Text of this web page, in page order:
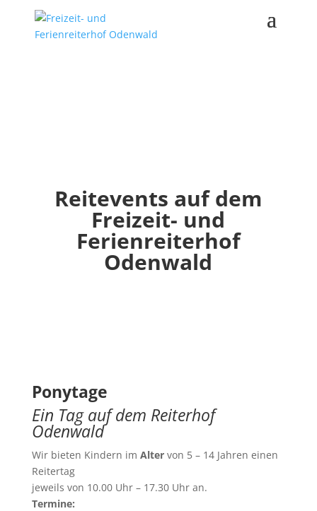
Reitevents auf dem
Freizeit- und
Ferienreiterhof
Odenwald
Ponytage
Ein Tag auf dem Reiterhof
Odenwald
Wir bieten Kindern im Altervon 5 – 14 Jahren einen
Reitertag
jeweils von 10.00 Uhr – 17.30 Uhr an.
Termine: